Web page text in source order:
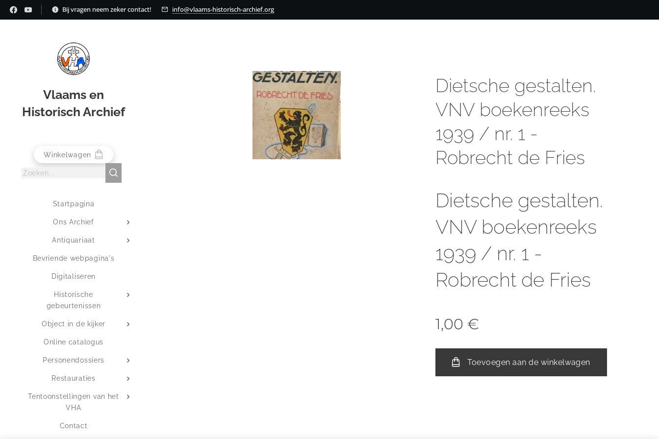
Bij vragen neem zeker contact! info@vlaams-historisch-archief.org
Vlaams en
Historisch Archief
Winkelwagen
Startpagina
Ons Archief
Antiquariaat
Bevriende webpagina's
Digitaliseren
Historische
gebeurtenissen
Object in de kijker
Online catalogus
Personendossiers
Restauraties
Tentoonstellingen van het
VHA
Contact
Dietsche gestalten.
VNV boekenreeks
1939 / nr. 1 -
Robrecht de Fries
Dietsche gestalten.
VNV boekenreeks
1939 / nr. 1 -
Robrecht de Fries
1,00 €
Toevoegen aan de winkelwagen